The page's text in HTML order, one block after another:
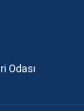
Odası